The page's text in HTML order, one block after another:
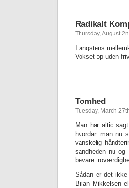
Radikalt
Thursday, August
I angstens
Vokset op uden
Tomhed
Tuesday, March
Man har altid
hvordan man nu
vanskelig
sandheden nu
bevare
Sådan er det
Brian Mikkelsen